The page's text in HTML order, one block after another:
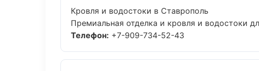
Кровля и водостоки в Ставрополь
Премиальная отделка и кровля и водостоки
Телефон: +7-909-734-52-43